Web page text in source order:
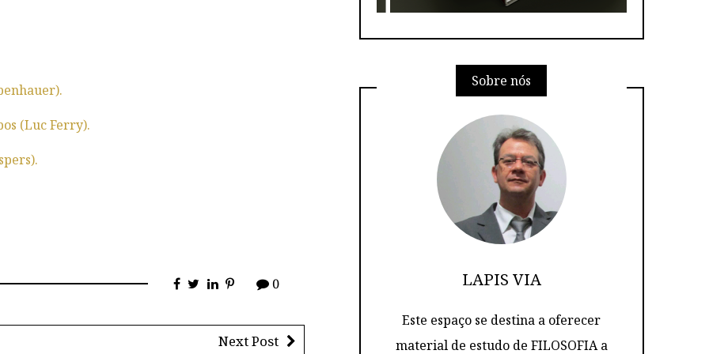
(Luc Ferry).
0
Next Post
Sobre nós
LAPIS VIA
Este espaço se destina a oferecer
material de estudo de FILOSOFIA a